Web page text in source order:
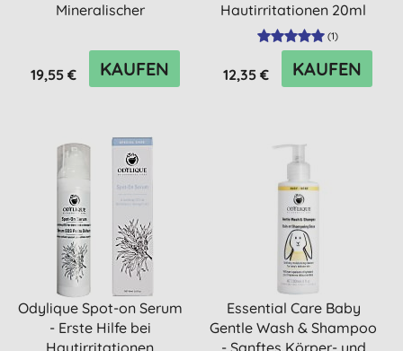
Mineralischer
19,55 € KAUFEN
Hautirritationen 20ml
Rei...
(1)
12,35 € KAUFEN
Odylique Spot-on Serum
- Erste Hilfe bei
Hautirritationen
Essential Care Baby
Gentle Wash & Shampoo
- Sanftes Körper- und